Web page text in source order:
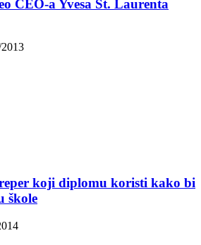
CEO-a Yvesa St. Laurenta
koji diplomu koristi kako bi
škole